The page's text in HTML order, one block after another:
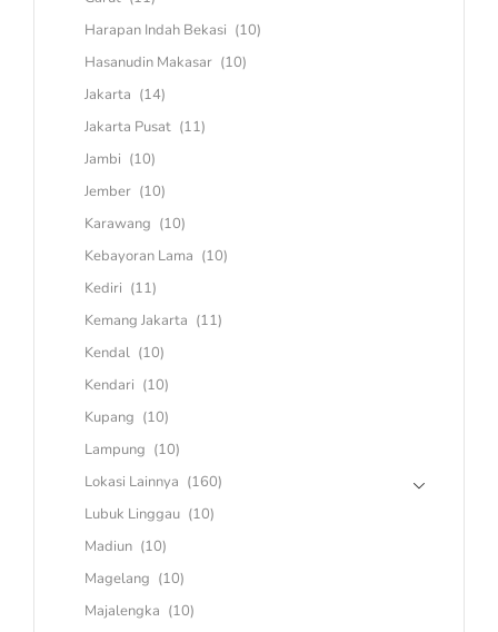
Harapan Indah Bekasi (10)
Hasanudin Makasar (10)
Jakarta (14)
Jakarta Pusat (11)
Jambi (10)
Jember (10)
Karawang (10)
Kebayoran Lama (10)
Kediri (11)
Kemang Jakarta (11)
Kendal (10)
Kendari (10)
Kupang (10)
Lampung (10)
Lokasi Lainnya (160)
Lubuk Linggau (10)
Madiun (10)
Magelang (10)
Majalengka (10)